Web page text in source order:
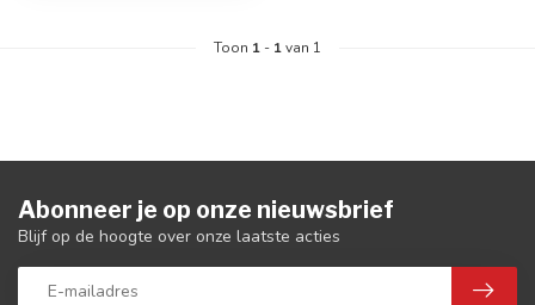
Toon 1 - 1van 1
Abonneer je op onze nieuwsbrief
Blijf op de hoogte over onze laatste acties